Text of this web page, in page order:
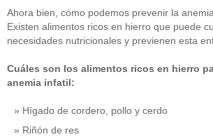
Ahora bien, cómo podemos prevenir la
Existen alimentos ricos en hierro que puede
necesidades nutricionales y previenen esta
Cuáles son los alimentos ricos en hierro
anemia infatil:
Hígado de cordero, pollo y cerdo
Riñón de res